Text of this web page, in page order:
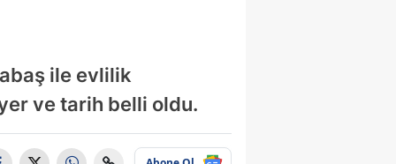
ile evlilik
ve tarih belli oldu.